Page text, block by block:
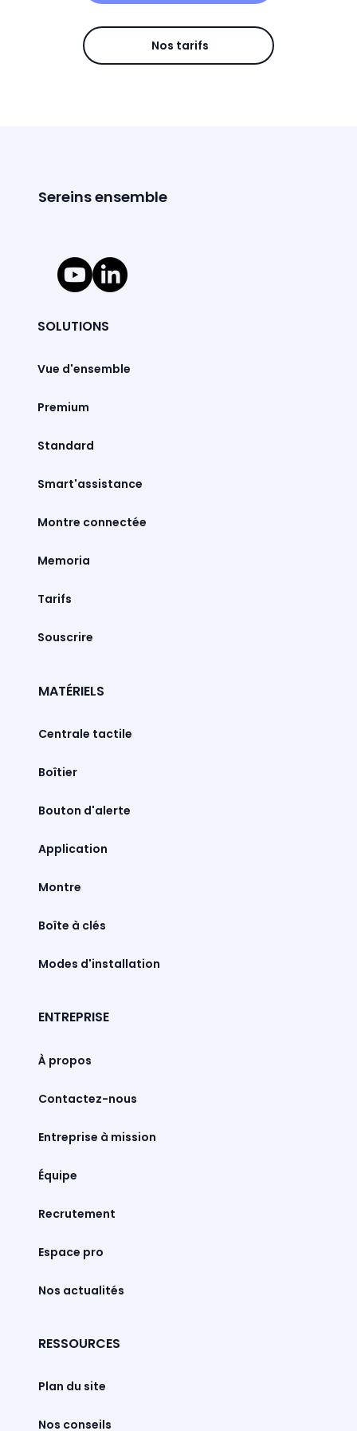
Nos tarifs
Sereins ensemble
SOLUTIONS
Vue d'ensemble
Premium
Standard
Smart'assistance
Montre connectée
Memoria
Tarifs
Souscrire
MATÉRIELS
Centrale tactile
Boîtier
Bouton d'alerte
Montre
Boîte à clés
Modes d'installation
ENTREPRISE
À propos
Contactez-nous
Entreprise à mission
Équipe
Recrutement
Espace pro
Nos actualités
RESSOURCES
Plan du site
Nos conseils